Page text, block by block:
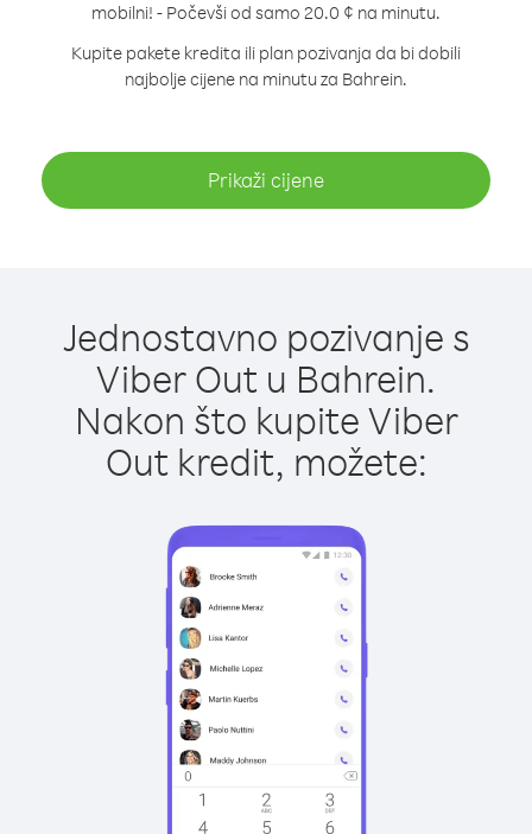
mobilni! - Počevši od samo 20.0 ¢ na minutu.
Kupite pakete kredita ili plan pozivanja da bi dobili
najbolje cijene na minutu za Bahrein.
Prikaži cijene
Jednostavno pozivanje s
Viber Out u Bahrein.
Nakon što kupite Viber
Out kredit, možete: